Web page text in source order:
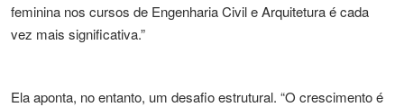
feminina nos cursos de Engenharia Civil e Arquitetura é cada
vez mais significativa.”
Ela aponta, no entanto, um desafio estrutural. “O crescimento é